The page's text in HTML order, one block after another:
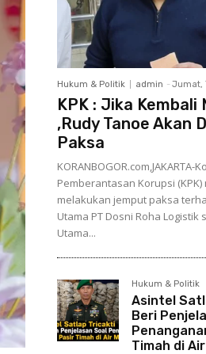
Hukum & Politik admin - Jumat,
KPK : Jika Kembali
,Rudy Tanoe Akan
Paksa
KORANBOGOR.com,JAKARTA-
Pemberantasan Korupsi
melakukan jemput paksa
Utama PT Dosni Roha
Utama...
Hukum & Politik
Asintel
Beri
Timah di